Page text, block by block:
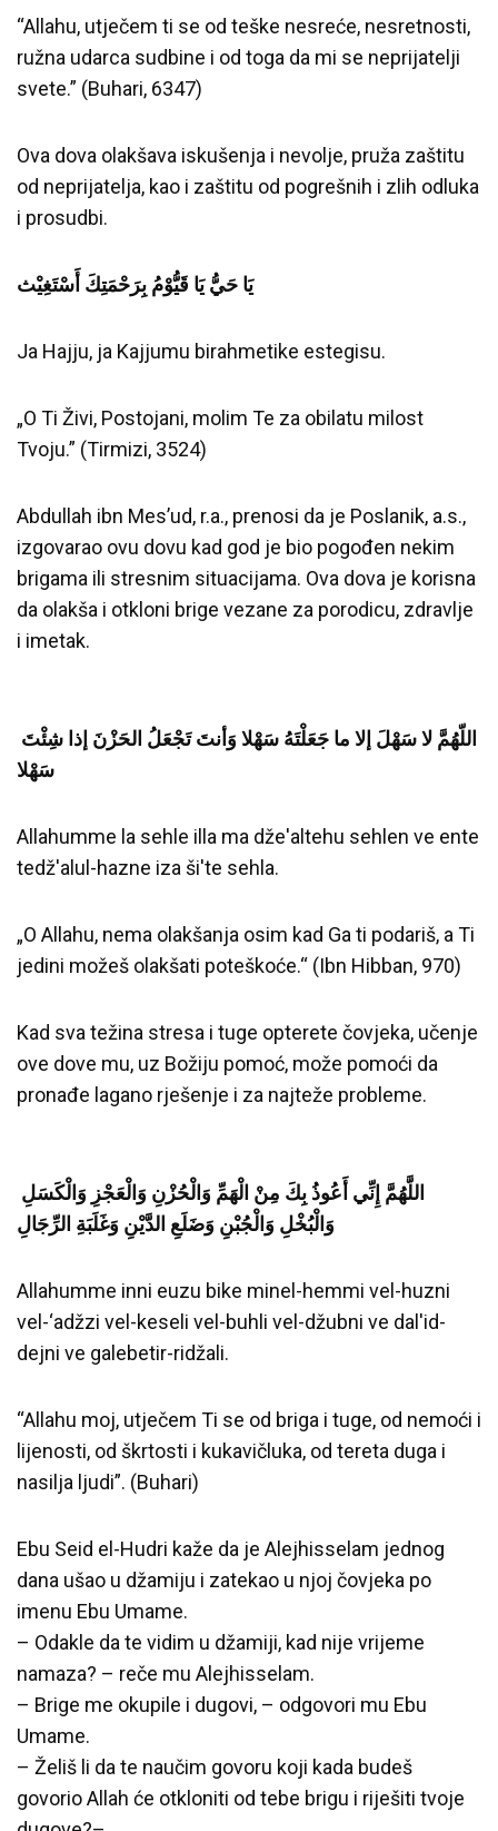
“Allahu, utječem ti se od teške nesreće, nesretnosti,
ružna udarca sudbine i od toga da mi se neprijatelji
svete.” (Buhari, 6347)
Ova dova olakšava iskušenja i nevolje, pruža zaštitu
od neprijatelja, kao i zaštitu od pogrešnih i zlih odluka
i prosudbi.
يَا حَيُّ يَا قَيُّوْمُ بِرَحْمَتِكَ أَسْتَغِيْث
Ja Hajju, ja Kajjumu birahmetike estegisu.
„O Ti Živi, Postojani, molim Te za obilatu milost
Tvoju.” (Tirmizi, 3524)
Abdullah ibn Mes’ud, r.a., prenosi da je Poslanik, a.s.,
izgovarao ovu dovu kad god je bio pogođen nekim
brigama ili stresnim situacijama. Ova dova je korisna
da olakša i otkloni brige vezane za porodicu, zdravlje
i imetak.
اللّهُمَّ لا سَهْلَ إلا ما جَعَلْتَهُ سَهْلا وَأنتَ تَجْعَلُ الحَزْنَ إذا شِئْتَ
سَهْلا
Allahumme la sehle illa ma dže'altehu sehlen ve ente
tedž'alul-hazne iza ši'te sehla.
„O Allahu, nema olakšanja osim kad Ga ti podariš, a Ti
jedini možeš olakšati poteškoće.“ (Ibn Hibban, 970)
Kad sva težina stresa i tuge opterete čovjeka, učenje
ove dove mu, uz Božiju pomoć, može pomoći da
pronađe lagano rješenje i za najteže probleme.
اللَّهُمَّ إِنِّي أَعُوذُ بِكَ مِنْ الْهَمِّ وَالْحُزْنِ وَالْعَجْزِ وَالْكَسَلِ
وَالْبُخْلِ وَالْجُبْنِ وَضَلَعِ الدَّيْنِ وَغَلَبَةِ الرِّجَالِ
Allahumme inni euzu bike minel-hemmi vel-huzni
vel-‘adžzi vel-keseli vel-buhli vel-džubni ve dal'id-
dejni ve galebetir-ridžali.
“Allahu moj, utječem Ti se od briga i tuge, od nemoći i
lijenosti, od škrtosti i kukavičluka, od tereta duga i
nasilja ljudi”. (Buhari)
Ebu Seid el-Hudri kaže da je Alejhisselam jednog
dana ušao u džamiju i zatekao u njoj čovjeka po
imenu Ebu Umame.
– Odakle da te vidim u džamiji, kad nije vrijeme
namaza? – reče mu Alejhisselam.
– Brige me okupile i dugovi, – odgovori mu Ebu
Umame.
– Želiš li da te naučim govoru koji kada budeš
govorio Allah će otkloniti od tebe brigu i riješiti tvoje